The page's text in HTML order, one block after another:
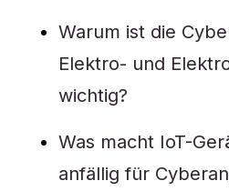
Warum ist die
Elektro- und
wichtig?
Was macht IoT-
anfällig für